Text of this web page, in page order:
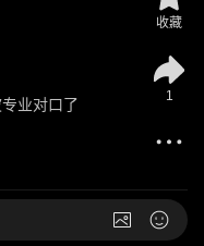
业对口了
收藏
1